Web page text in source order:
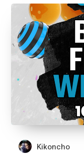
Kikoncho